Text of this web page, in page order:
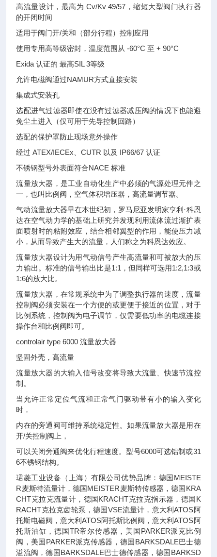
高流量设计，最高为 Cv/Kv 49/57，缩短大型阀门执行器
的开闭时间
适用于阀门开/关和（部分行程）控制应用
使用专用高等级密封，温度范围从 -60°C 至 + 90°C
Exida 认证的 最高SIL 3等级
允许电磁阀通过NAMUR方式直接安装
集成式安装孔
选配进气过滤器即使在没有过滤器减压阀的情况下也能避
免尘土进入（仅可用于先导控制回路）
选配的保护罩防止现场意外操作
经过 ATEX/IECEx、CUTR 以及 IP66/67 认证
不锈钢型号外表面符合NACE 标准
流量放大器，是工业自动化生产中必须的气源处理元件之
一，也叫比例阀，空气体积增压器，高流量调节器。
气动流量放大器早在本世纪初，罗马尼亚发明家亨利·科恩
达在空气动力学的基础上研究并发现利用流体流过渐扩表
面喷射时的粘附效应，结合相邻翼型的作用，能使压力减
小，从而导致产生大的流量，人们称之为科恩达效应。
流量放大器设计为用气动信号产生高流量和可被放大的压
力输出。标准的信号输出比是1:1，但同样可选用1:2,1:3或
1:6的放大比。
流量放大器，在常规系统中为了调整执行器的速度，流量
控制阀必须安装在一个方便的或更便于接近的位置，对于
比例系统，控制阀为电子调节，仅需要低功率的电缆连接
操作台和比例阀即可。
controlair type 6000 流量放大器
坚固外壳，高流量
流量放大器的大输入信号改变将导致大流量、快速节流控
制。
当允许正常定位气流和正常气门驱动带有小的输入变化
时，
内在的旁通阀可维持系统稳定性。如果流量放大器是用在
开/关控制阀上，
可以关闭旁通阀来优化行程速度。型号6000可选铝制或31
6不锈钢结构。
珺菱工业设备（上海）有限公司优势品牌：德国MEISTE
R麦斯特流量计，德国MEISTER麦斯特传感器，德国KRA
CHT克拉克流量计，德国KRACHT克拉克指示器，德国K
RACHT克拉克齿轮泵，德国VSE流量计，意大利ATOS阿
托斯电磁阀，意大利ATOS阿托斯比例阀，意大利ATOS阿
托斯油缸，德国TR帝尔传感器，美国PARKER派克比例
阀，美国PARKER派克传感器，德国BARKSDALE巴士德
溢流阀，德国BARKSDALE巴士德传感器，德国BARKSD